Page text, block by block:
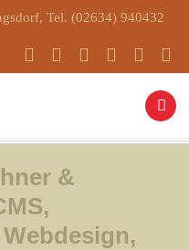
Tel. (02634) 940432
&